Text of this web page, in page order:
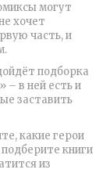
могут
хочет
часть, и
подборка
– в ней есть и
заставить
какие герои
книги
из